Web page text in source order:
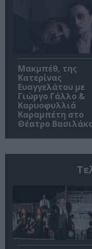
Μακμπέθ, της
Κατερίνας
Ευαγγελάτου με
Γιώργο Γάλλο &
Καρυοφυλλιά
Καραμπέτη στο
Θέατρο